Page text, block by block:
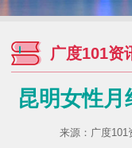
广度101资
昆明女性
来源： 广度101